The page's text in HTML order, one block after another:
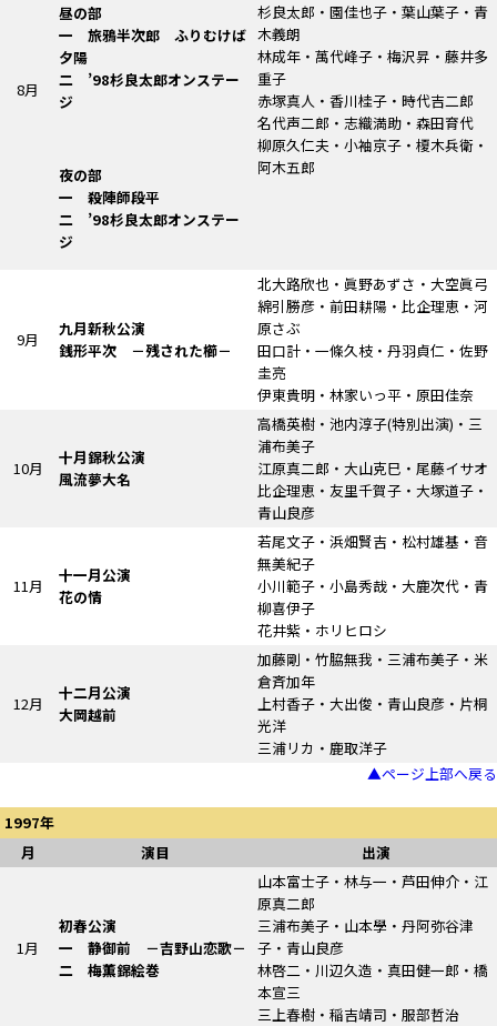
8月
昼の部
一 旅鴉半次郎 ふりむけば
夕陽
二 ’98杉良太郎オンステー
ジ
夜の部
一 殺陣師段平
二 ’98杉良太郎オンステー
ジ
杉良太郎・園佳也子・葉山葉子・青
木義朗
林成年・萬代峰子・梅沢昇・藤井多
重子
赤塚真人・香川桂子・時代吉二郎
名代声二郎・志織満助・森田育代
柳原久仁夫・小袖京子・榎木兵衛・
阿木五郎
9月
九月新秋公演
銭形平次 －残された櫛－
北大路欣也・眞野あずさ・大空眞弓
綿引勝彦・前田耕陽・比企理恵・河
原さぶ
田口計・一條久枝・丹羽貞仁・佐野
圭亮
伊東貴明・林家いっ平・原田佳奈
10月
十月錦秋公演
風流夢大名
高橋英樹・池内淳子(特別出演) ・三
浦布美子
江原真二郎・大山克巳・尾藤イサオ
比企理恵・友里千賀子・大塚道子・
青山良彦
11月
十一月公演
花の情
若尾文子・浜畑賢吉・松村雄基・音
無美紀子
小川範子・小島秀哉・大鹿次代・青
柳喜伊子
花井紫・ホリヒロシ
12月
十二月公演
大岡越前
加藤剛・竹脇無我・三浦布美子・米
倉斉加年
上村香子・大出俊・青山良彦・片桐
光洋
三浦リカ・鹿取洋子
▲ページ上部へ戻る
1997年
月
演目 出演
1月
初春公演
一 静御前 －吉野山恋歌－
二 梅薫錦絵巻
山本富士子・林与一・芦田伸介・江
原真二郎
三浦布美子・山本學・丹阿弥谷津
子・青山良彦
林啓二・川辺久造・真田健一郎・橋
本宣三
三上春樹・稲吉靖司・服部哲治